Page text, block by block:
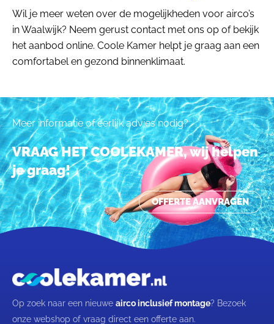
Wil je meer weten over de mogelijkheden voor airco’s
in Waalwijk? Neem gerust contact met ons op of bekijk
het aanbod online. Coole Kamer helpt je graag aan een
comfortabel en gezond binnenklimaat.
Meer informatie of eerlijk advies nodig?
VRAAG HET COOLEKAMER, wij helpen
je graag!
OFFERTE AANVRAGEN
Op zoek naar een nieuwe airco inclusief montage? Bezoek
onze webshop of vraag direct een offerte aan.